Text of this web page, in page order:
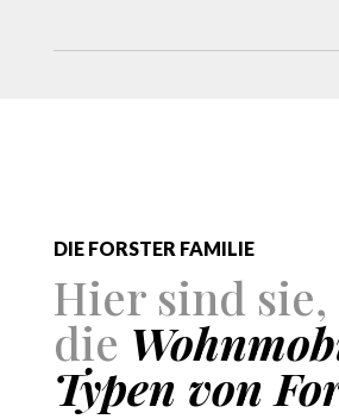
DIE FORSTER FAMILIE
Hier sind sie,
die
Typen von